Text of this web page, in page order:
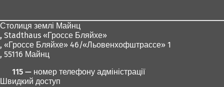
Столиця землі Майнц
, Stadthaus «Гроссе Бляйхе»
, «Гроссе Бляйхе» 46/«Льовенхофштрассе» 1
, 55116 Майнц
115 — номер телефону адміністрації
Швидкий доступ